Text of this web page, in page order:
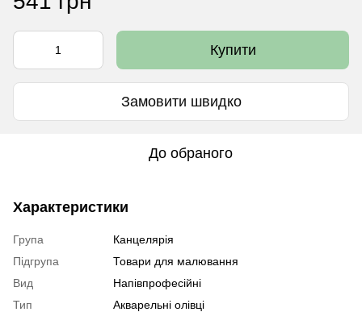
Купити
Замовити швидко
До обраного
Характеристики
Група
Канцелярія
Підгрупа
Товари для малювання
Вид
Напівпрофесійні
Тип
Акварельні олівці